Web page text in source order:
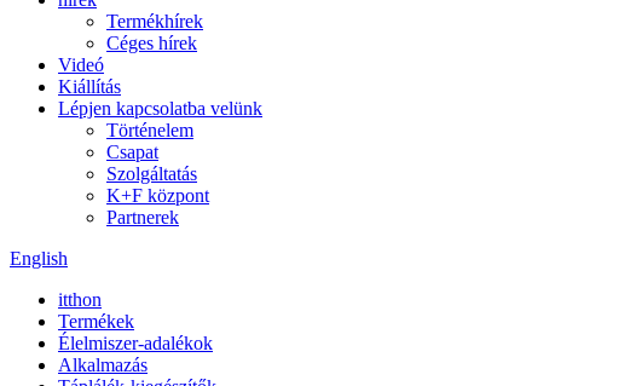
Termékhírek
Céges hírek
Videó
Kiállítás
Lépjen kapcsolatba velünk
Történelem
Csapat
Szolgáltatás
K+F központ
Partnerek
English
itthon
Termékek
Élelmiszer-adalékok
Alkalmazás